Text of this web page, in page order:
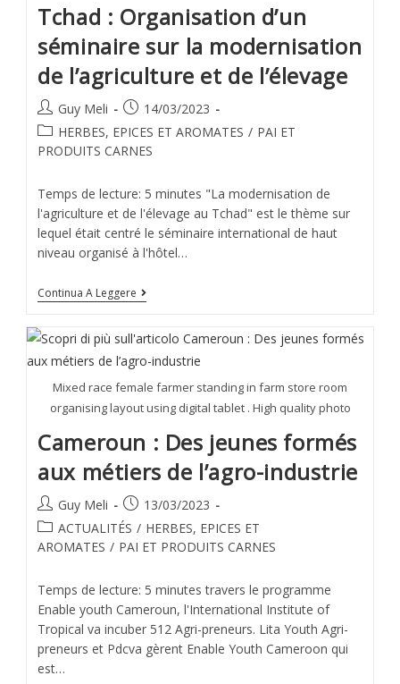
Tchad : Organisation d’un
séminaire sur la modernisation
de l’agriculture et de l’élevage
Guy Meli
14/03/2023
HERBES, EPICES ET AROMATES / PAI ET
PRODUITS CARNES
Temps de lecture: 5 minutes "La modernisation de
l'agriculture et de l'élevage au Tchad" est le thème sur
lequel était centré le séminaire international de haut
niveau organisé à l'hôtel…
Continua A Leggere
Mixed race female farmer standing in farm store room
organising layout using digital tablet . High quality photo
Cameroun : Des jeunes formés
aux métiers de l’agro-industrie
Guy Meli
13/03/2023
ACTUALITÉS / HERBES, EPICES ET
AROMATES / PAI ET PRODUITS CARNES
Temps de lecture: 5 minutes travers le programme
Enable youth Cameroun, l'International Institute of
Tropical va incuber 512 Agri-preneurs. Lita Youth Agri-
preneurs et Pdcva gèrent Enable Youth Cameroon qui
est…